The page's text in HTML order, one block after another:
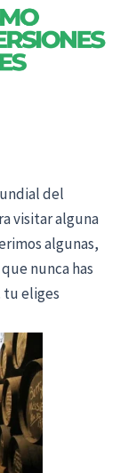
del
visitar alguna
algunas,
nunca has
tu eliges